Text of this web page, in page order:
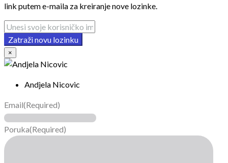
link putem e-maila za kreiranje nove lozinke.
Zatraži novu lozinku
×
Andjela Nicovic
Email(Required)
Poruka(Required)